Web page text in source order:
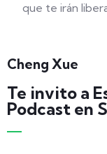
que te irán
Cheng Xue
Te invito a
Podcast en